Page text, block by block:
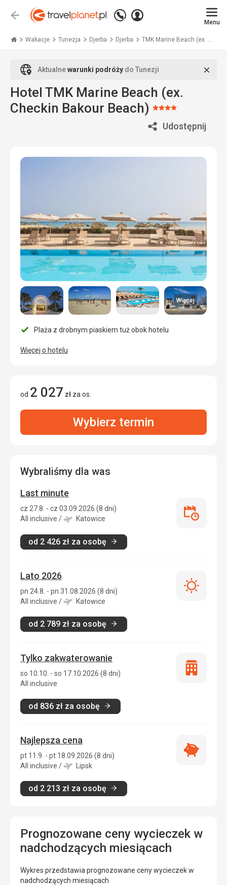
Wstecz
Zadzwoń
+48
771
Zaloguj
Menu
Wakacje Tunezja Djerba Djerba TMK Marine Beach (ex. ...
Aktualnewarunki podróży do Tunezji
Hotel TMK Marine Beach (ex.
Checkin Bakour Beach) Ocena:
4/5Udostępnij
Więcej
Plaża z drobnym piaskiem tuż obok hotelu
Więcej o hotelu
od 2 027 zł za os.
Wybierz termin
Wybraliśmy dla was
Last minute
cz 27.8. - cz 03.09.2026 (8 dni)
All inclusive / Katowice
od 2 426 zł za osobę
Last
Lato 2026
pn 24.8. - pn 31.08.2026 (8 dni)
All inclusive / Katowice
od 2 789 zł za osobę
Lato
Tylko zakwaterowanie
so 10.10. - so 17.10.2026 (8 dni)
All inclusive
od 836 zł za osobę
Tylko
Najlepsza cena
pt 11.9. - pt 18.09.2026 (8 dni)
All inclusive / Lipsk
od 2 213 zł za osobę
Najlepsza
Prognozowane ceny wycieczek w
nadchodzących miesiącach
Wykres przedstawia prognozowane ceny wycieczek w
nadchodzących miesiącach